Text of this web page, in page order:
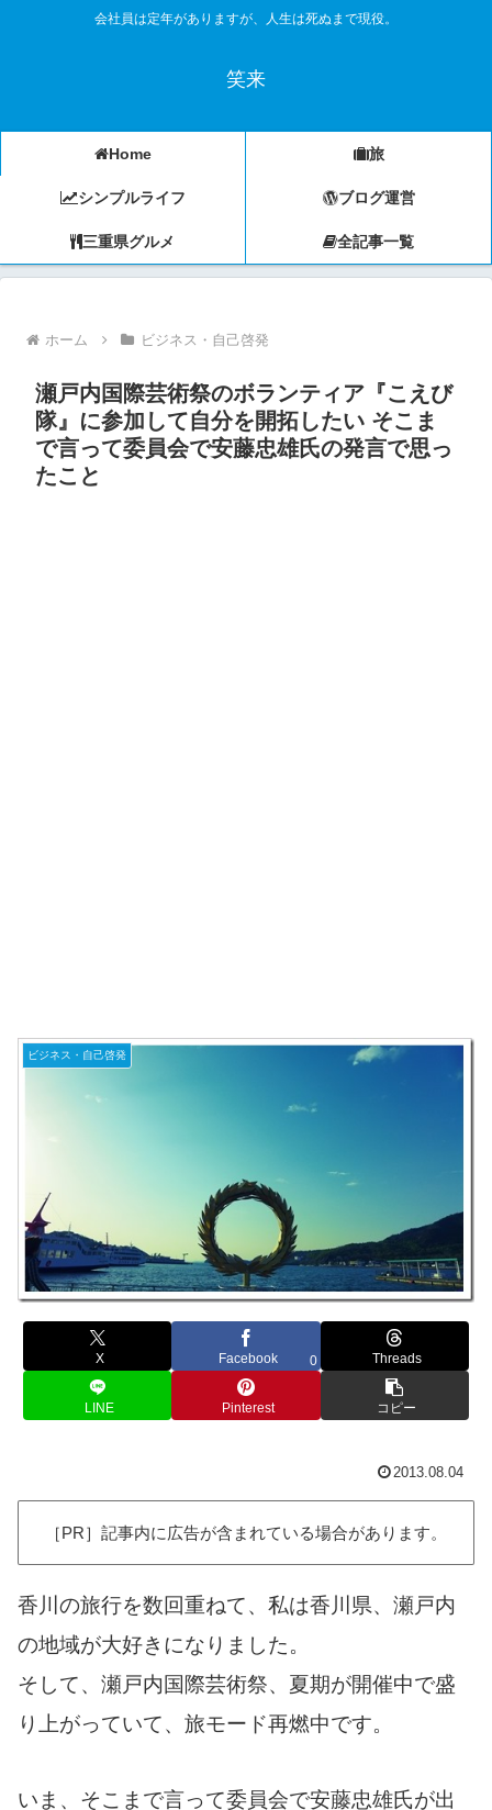
会社員は定年がありますが、人生は死ぬまで現役。
笑来
Home 旅
シンプルライフ ブログ運営
三重県グルメ 全記事一覧
ホーム ビジネス・自己啓発
瀬戸内国際芸術祭のボランティア『こえび
隊』に参加して自分を開拓したい そこま
で言って委員会で安藤忠雄氏の発言で思っ
たこと
ビジネス・自己啓発
X Facebook 0 Threads
LINE Pinterest コピー
2013.08.04
［PR］記事内に広告が含まれている場合があります。
香川の旅行を数回重ねて、私は香川県、瀬戸内
の地域が大好きになりました。
そして、瀬戸内国際芸術祭、夏期が開催中で盛
り上がっていて、旅モード再燃中です。
いま、そこまで言って委員会で安藤忠雄氏が出